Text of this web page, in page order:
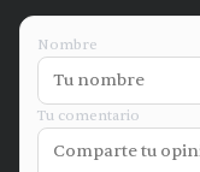
Nombre
Tu comentario